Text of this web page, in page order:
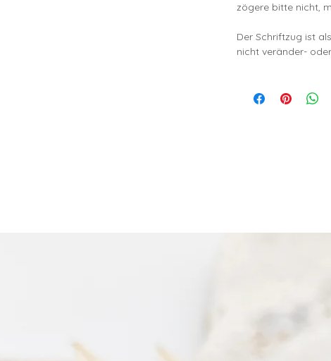
zögere bitte nicht,
Der Schriftzug ist
nicht veränder-